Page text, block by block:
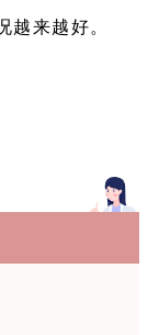
越来越好。